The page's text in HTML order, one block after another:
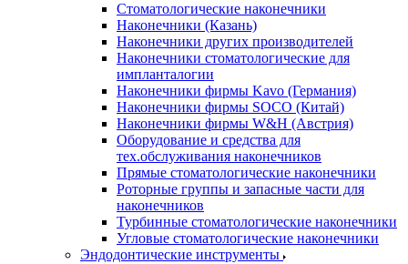
Стоматологические наконечники
Наконечники (Казань)
Наконечники других производителей
Наконечники стоматологические для
импланталогии
Наконечники фирмы Kavo (Германия)
Наконечники фирмы SOCO (Китай)
Наконечники фирмы W&H (Австрия)
Оборудование и средства для
тех.обслуживания наконечников
Прямые стоматологические наконечники
Роторные группы и запасные части для
наконечников
Турбинные стоматологические наконечники
Угловые стоматологические наконечники
Эндодонтические инструменты